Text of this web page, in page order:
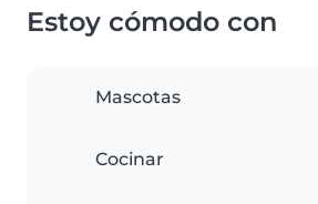
Estoy cómodo con
Mascotas
Cocinar